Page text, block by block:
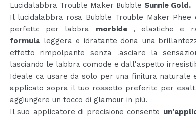
Lucidalabbra Trouble Maker Bubble Sunnie Gold.
Il lucidalabbra rosa Bubble Trouble Maker Phee
perfetto per labbra morbide, elastiche e
formula leggera e idratante dona una
effetto rimpolpante senza lasciare la
lasciando le labbra comode e dall'aspetto
Ideale da usare da solo per una finitura naturale
applicato sopra il tuo rossetto preferito per
aggiungere un tocco di glamour in più.
Il suo applicatore di precisione consente